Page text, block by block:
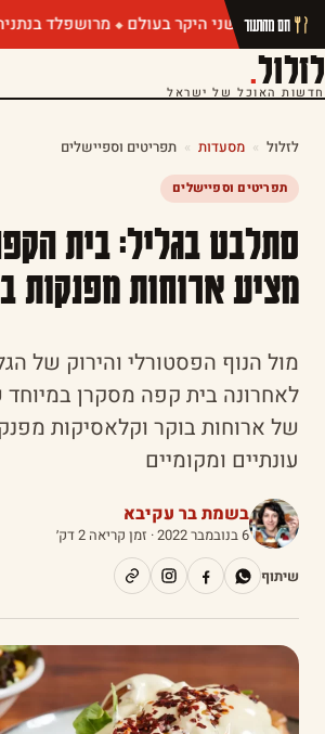
מרושפלד בנתניה חם מהתנור
לזלול.
חדשות האוכל של ישראל
לזלול » מסעדות » תפריטים וספיישלים
תפריטים וספיישלים
סתלבט בגליל: בית
מציע ארוחות מפנקות
מול הנוף הפסטורלי והירוק של
לאחרונה בית קפה מסקרן
של ארוחות בוקר וקלאסיקות
עונתיים ומקומיים
בשמת בר עקיבא
6 בנובמבר 2022
· זמן קריאה 2 דק׳
שיתוף